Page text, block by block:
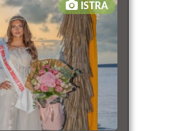
ISTRA